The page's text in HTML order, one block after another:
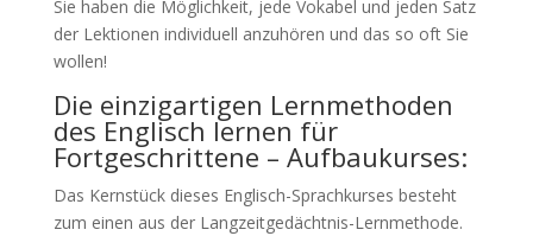
Sie haben die Möglichkeit, jede Vokabel und jeden Satz
der Lektionen individuell anzuhören und das so oft Sie
wollen!
Die einzigartigen Lernmethoden
des Englisch lernen für
Fortgeschrittene – Aufbaukurses:
Das Kernstück dieses Englisch-Sprachkurses besteht
zum einen aus der Langzeitgedächtnis-Lernmethode.